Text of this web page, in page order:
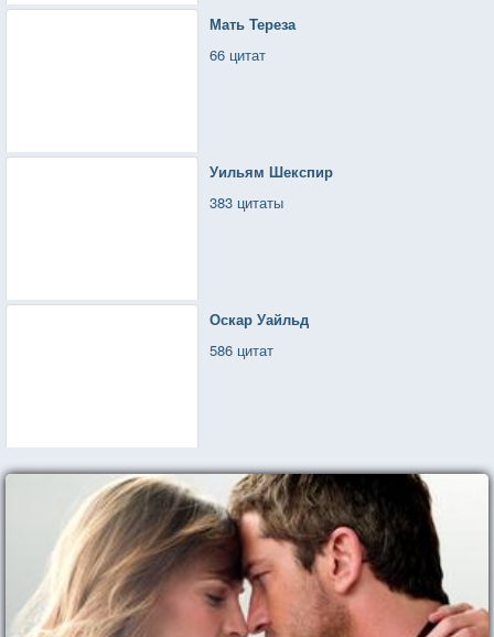
Мать Тереза
66 цитат
Уильям Шекспир
383 цитаты
Оскар Уайльд
586 цитат